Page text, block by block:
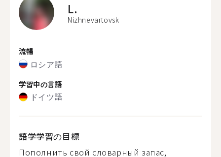
L.
Nizhnevartovsk
流暢
ロシア語
学習中の言語
ドイツ語
語学学習の目標
Пополнить свой словарный запас,